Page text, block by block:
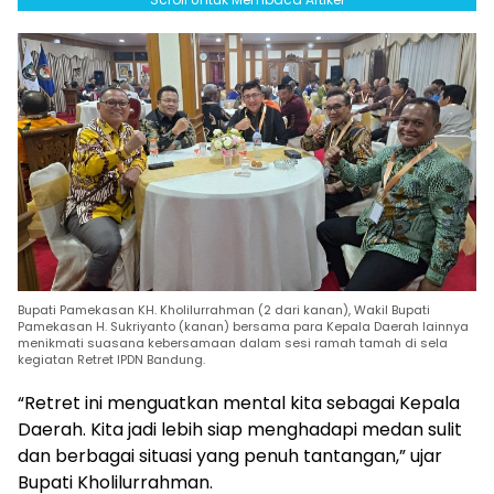
Bupati Pamekasan KH. Kholilurrahman (2 dari kanan), Wakil Bupati
Pamekasan H. Sukriyanto (kanan) bersama para Kepala Daerah lainnya
menikmati suasana kebersamaan dalam sesi ramah tamah di sela
kegiatan Retret IPDN Bandung.
“Retret ini menguatkan mental kita sebagai Kepala
Daerah. Kita jadi lebih siap menghadapi medan sulit
dan berbagai situasi yang penuh tantangan,” ujar
Bupati Kholilurrahman.